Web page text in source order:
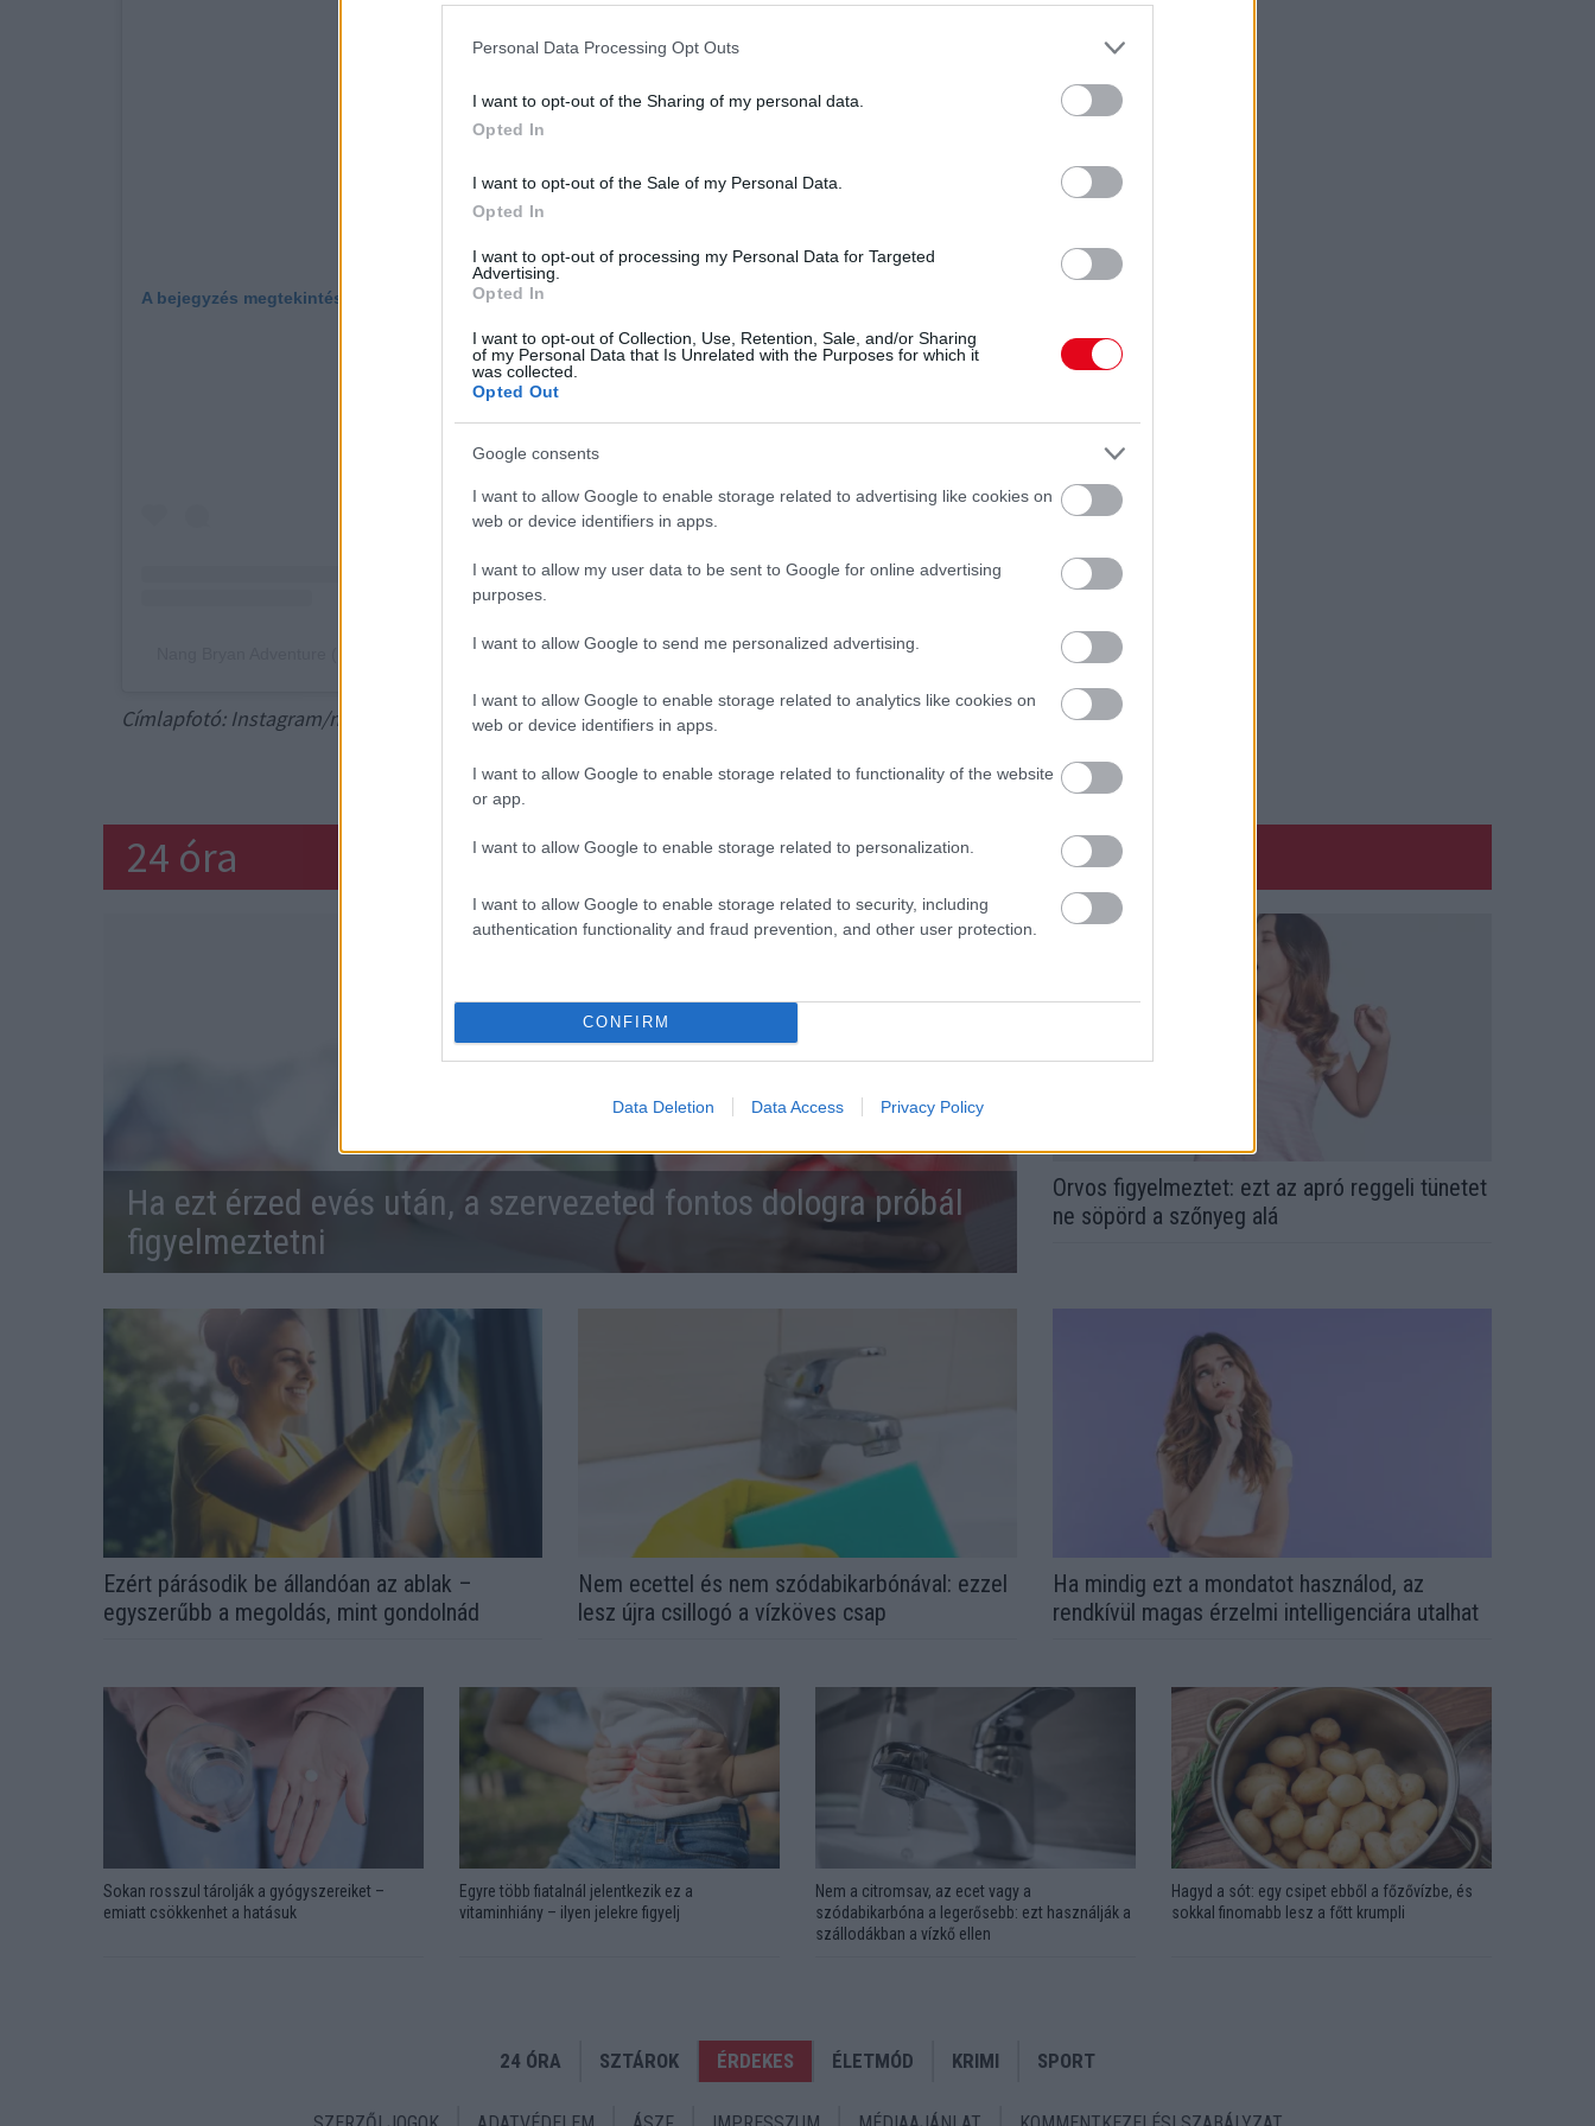
Personal Data Processing Opt Outs
I want to opt-out of the Sharing of my personal data.
Opted In
I want to opt-out of the Sale of my Personal Data.
Opted In
I want to opt-out of processing my Personal Data for Targeted
Advertising.
Opted In
I want to opt-out of Collection, Use, Retention, Sale, and/or Sharing
of my Personal Data that Is Unrelated with the Purposes for which it
was collected.
Opted Out
Google consents
I want to allow Google to enable storage related to advertising like cookies on
web or device identifiers in apps.
I want to allow my user data to be sent to Google for online advertising
purposes.
I want to allow Google to send me personalized advertising.
I want to allow Google to enable storage related to analytics like cookies on
web or device identifiers in apps.
I want to allow Google to enable storage related to functionality of the website
or app.
I want to allow Google to enable storage related to personalization.
I want to allow Google to enable storage related to security, including
authentication functionality and fraud prevention, and other user protection.
CONFIRM
Data Deletion Data Access Privacy Policy
A bejegyzés megtekintése az Instagramon
Nang Bryan Adventure (@nangbryan_adventure) által megosztott bejegyzés
Címlapfotó: Instagram/nangbryan_adventure
BOTRÁNY KAMERA
24 óra
Ha ezt érzed evés után, a szervezeted fontos dologra próbál
figyelmeztetni
Orvos figyelmeztet: ezt az apró reggeli tünetet
ne söpörd a szőnyeg alá
Ezért párásodik be állandóan az ablak –
egyszerűbb a megoldás, mint gondolnád
Nem ecettel és nem szódabikarbónával: ezzel
lesz újra csillogó a vízköves csap
Ha mindig ezt a mondatot használod, az
rendkívül magas érzelmi intelligenciára utalhat
Sokan rosszul tárolják a gyógyszereiket –
emiatt csökkenhet a hatásuk
Egyre több fiatalnál jelentkezik ez a
vitaminhiány – ilyen jelekre figyelj
Nem a citromsav, az ecet vagy a
szódabikarbóna a legerősebb: ezt használják a
szállodákban a vízkő ellen
Hagyd a sót: egy csipet ebből a főzővízbe, és
sokkal finomabb lesz a főtt krumpli
24 ÓRA SZTÁROK ÉRDEKES ÉLETMÓD KRIMI SPORT